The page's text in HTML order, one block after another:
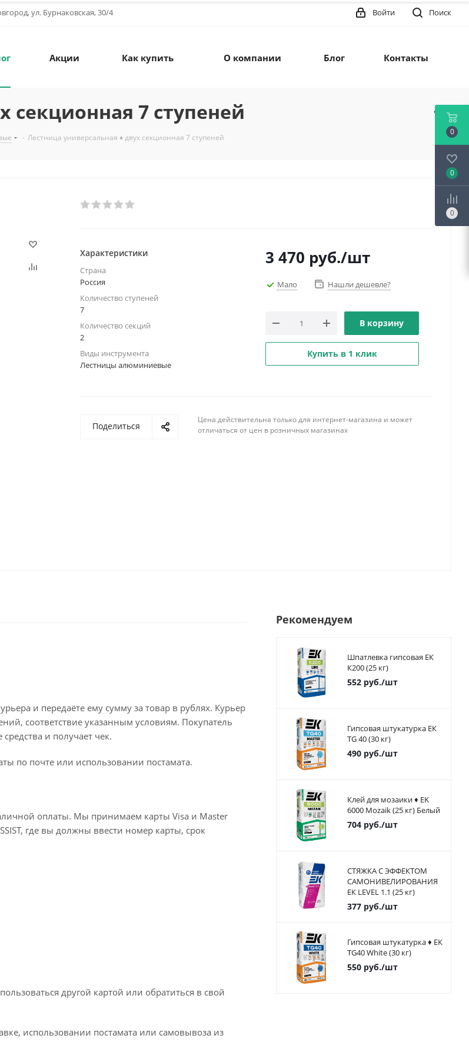
ул. Бурнаковская, 30/4 Поиск
Войти
Акции Как купить О компании Блог Контакты
секционная 7 ступеней
- Лестница универсальная ♦ двух секционная 7 ступеней
Характеристики
Страна
Россия
Количество ступеней
7
Количество секций
2
Виды инструмента
Лестницы алюминиевые
3 470 руб./шт
Мало Нашли дешевле?
В корзину
Купить в 1 клик
Поделиться
Цена действительна только для интернет-магазина и может
отличаться от цен в розничных магазинах
и передаёте ему сумму за товар в рублях. Курьер
соответствие указанным условиям. Покупатель
и получает чек.
по почте или использовании постамата.
оплаты. Мы принимаем карты Visa и Master
где вы должны ввести номер карты, срок
другой картой или обратиться в свой
использовании постамата или самовывоза из
Рекомендуем
Шпатлевка гипсовая ЕК
К200 (25 кг)
552руб./шт
Гипсовая штукатурка ЕК
TG 40 (30 кг)
490руб./шт
Клей для мозаики ♦ EK
6000 Mozaik (25 кг) Белый
704руб./шт
СТЯЖКА С ЭФФЕКТОМ
САМОНИВЕЛИРОВАНИЯ
ЕК LEVEL 1.1 (25 кг)
377руб./шт
Гипсовая штукатурка ♦ ЕК
TG40 White (30 кг)
550руб./шт
0
0
0